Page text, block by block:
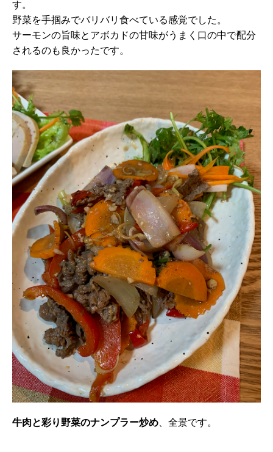
す。
野菜を手掴みでバリバリ食べている感覚でした。
サーモンの旨味とアボカドの甘味がうまく口の中で配分
されるのも良かったです。
牛肉と彩り野菜のナンプラー炒め 、全景です。